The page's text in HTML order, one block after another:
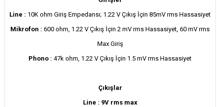
Line : 10K ohm Giriş Empedansı; 1.22 V Çıkış İçin 85mV rms Hassasiyet
Mikrofon : 600 ohm, 1.22 V Çıkış İçin 2 mV rms Hassasiyet, 60 mV rms
Max Giriş
Phono : 47k ohm, 1.22 V Çıkış İçin 1.5 mV rms Hassasiyet
Çıkışlar
Line : 9V rms max